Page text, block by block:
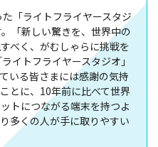
「ライトフライヤースタジ
「新しい驚きを、世界中の
べく、がむしゃらに挑戦を
イトフライヤースタジオ」
いる皆さまには感謝の気持
とに、10年前に比べて世界
トにつながる端末を持つよ
多くの人が手に取りやすい